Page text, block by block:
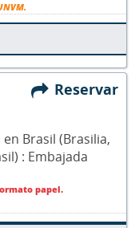
Reservar
Brasil (Brasilia,
: Embajada
papel.